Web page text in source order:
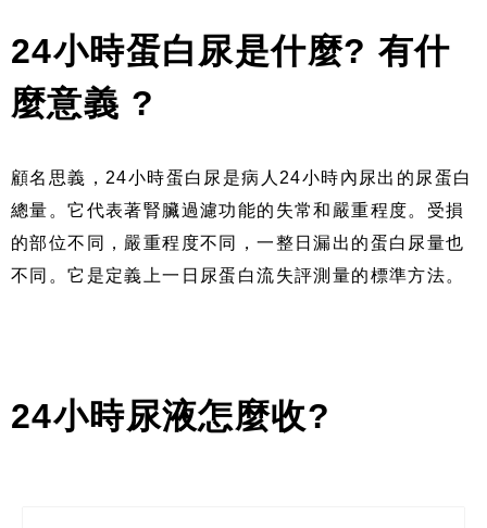
24小時蛋白尿是什麼? 有什
麼意義 ?
顧名思義， 24小時蛋白尿是病人 24小時內尿出的尿蛋白
總量。它代表著腎臟過濾功能的失常和嚴重程度。受損
的部位不同，嚴重程度不同，一整日漏出的蛋白尿量也
不同。它是定義上一日尿蛋白流失評測量的標準方法。
24小時尿液怎麼收?